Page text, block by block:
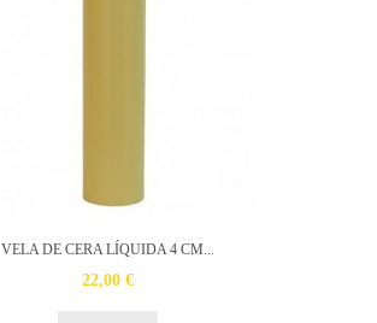
VELA DE CERA LÍQUIDA 4 CM...
22,00 €